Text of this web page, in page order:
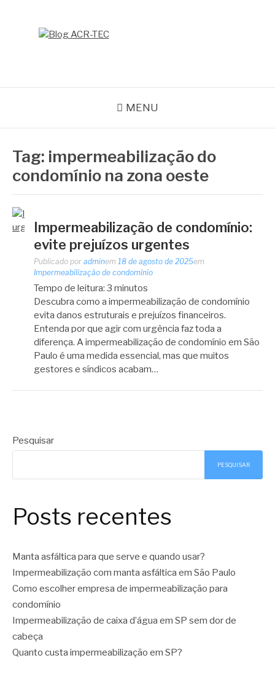
MENU
Tag: impermeabilização do
condomínio na zona oeste
Impermeabilização de condomínio:
evite prejuízos urgentes
Publicado por adminem 18 de agosto de 2025em
Impermeabilização de condomínio
Tempo de leitura: 3 minutos
Descubra como a impermeabilização de condomínio
evita danos estruturais e prejuízos financeiros.
Entenda por que agir com urgência faz toda a
diferença. A impermeabilização de condomínio em São
Paulo é uma medida essencial, mas que muitos
gestores e síndicos acabam…
Pesquisar
PESQUISAR
Posts recentes
Manta asfáltica para que serve e quando usar?
Impermeabilização com manta asfáltica em São Paulo
Como escolher empresa de impermeabilização para
condomínio
Impermeabilização de caixa d’água em SP sem dor de
cabeça
Quanto custa impermeabilização em SP?